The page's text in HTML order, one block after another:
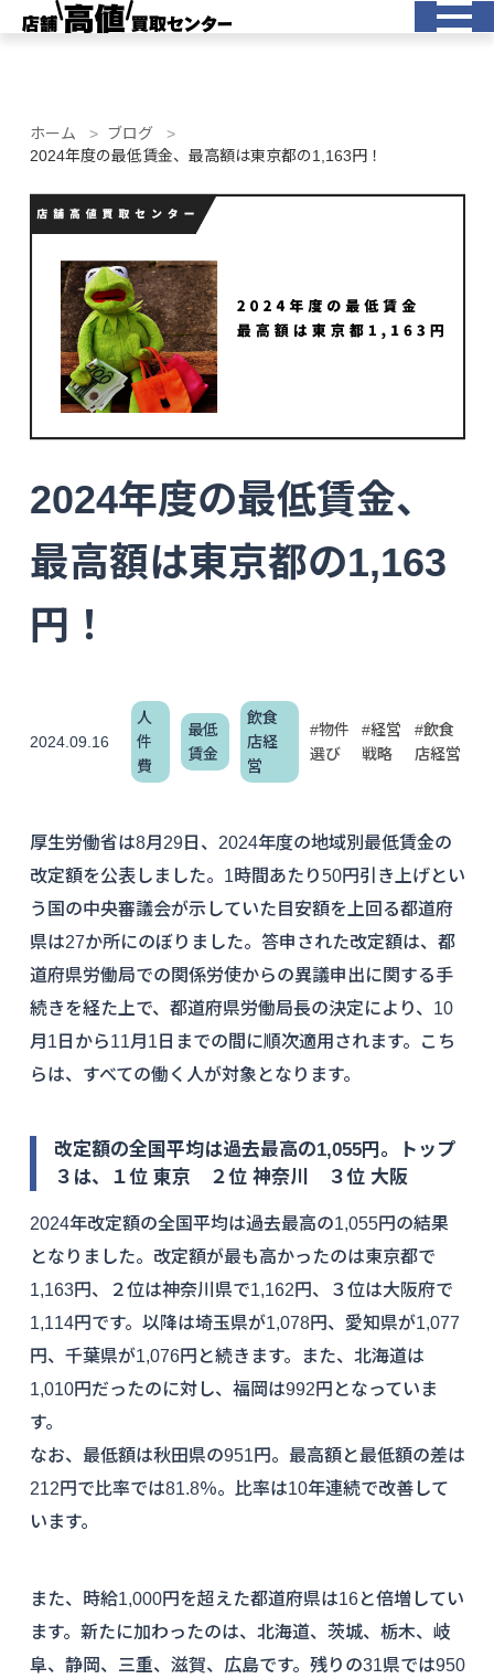
ホーム
ブログ
2024年度の最低賃金、最高額は東京都の1,163円！
2024年度の最低賃金、
最高額は東京都の1,163
円！
2024.09.16
人
件
費
最低
賃金
飲食
店経
営
#物件
選び
#経営
戦略
#飲食
店経営
厚生労働省は8月29日、2024年度の地域別最低賃金の
改定額を公表しました。1時間あたり50円引き上げとい
う国の中央審議会が示していた目安額を上回る都道府
県は27か所にのぼりました。答申された改定額は、都
道府県労働局での関係労使からの異議申出に関する手
続きを経た上で、都道府県労働局長の決定により、10
月1日から11月1日までの間に順次適用されます。こち
らは、すべての働く人が対象となります。
改定額の全国平均は過去最高の1,055円。トップ
３は、１位 東京 ２位 神奈川 ３位 大阪
2024年改定額の全国平均は過去最高の1,055円の結果
となりました。改定額が最も高かったのは東京都で
1,163円、２位は神奈川県で1,162円、３位は大阪府で
1,114円です。以降は埼玉県が1,078円、愛知県が1,077
円、千葉県が1,076円と続きます。また、北海道は
1,010円だったのに対し、福岡は992円となっていま
す。
なお、最低額は秋田県の951円。最高額と最低額の差は
212円で比率では81.8％。比率は10年連続で改善して
います。
また、時給1,000円を超えた都道府県は16と倍増してい
ます。新たに加わったのは、北海道、茨城、栃木、岐
阜、静岡、三重、滋賀、広島です。残りの31県では950